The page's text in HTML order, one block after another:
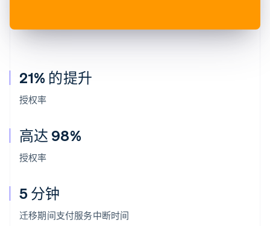
21% 的提升
授权率
高达 98%
授权率
5 分钟
迁移期间支付服务中断时间
阿联酋
爱尔兰